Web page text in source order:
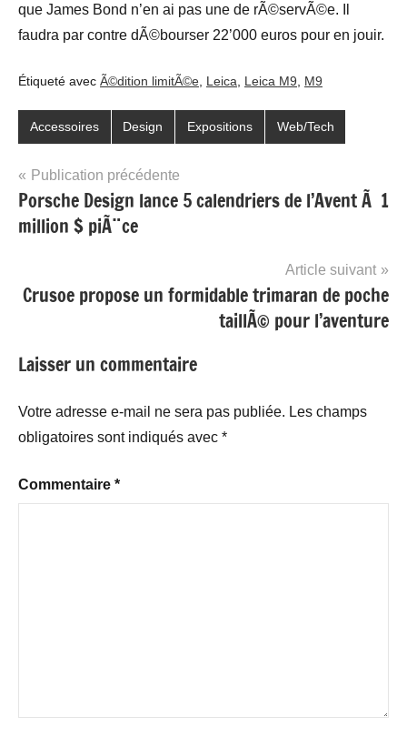
que James Bond n’en ai pas une de rÃ©servÃ©e. Il
faudra par contre dÃ©bourser 22’000 euros pour en jouir.
Étiqueté avec Ã©dition limitÃ©e Leica Leica M9 M9
Accessoires Design Expositions Web/Tech
Navigation
de
l’article
Publication précédente
Porsche Design lance 5 calendriers de l’Avent Ã 1
million $ piÃ¨ce
Article suivant
Crusoe propose un formidable trimaran de poche
taillÃ© pour l’aventure
Laisser un commentaire
Votre adresse e-mail ne sera pas publiée. Les champs
obligatoires sont indiqués avec *
Commentaire *